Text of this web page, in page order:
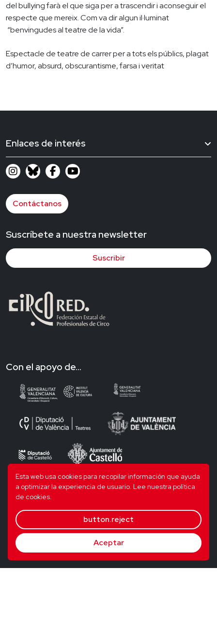
Esta web usa cookies para recopilar información que ayuda
a optimizar la experiencia de usuario. Lee nuestra política
de cookies.
button.reject
Aceptar
del bullying farà el que siga per a trascendir i aconseguir el
respecte que mereix. Com va dir algun il·luminat
“benvingudes al teatre de la vida”.
Espectacle de teatre de carrer per a tots els públics, plagat
d’humor, absurd, obscurantisme, farsa i veritat
Enlaces de interés
Contáctanos
Suscríbete a nuestra newsletter
Suscribir
Con el apoyo de...